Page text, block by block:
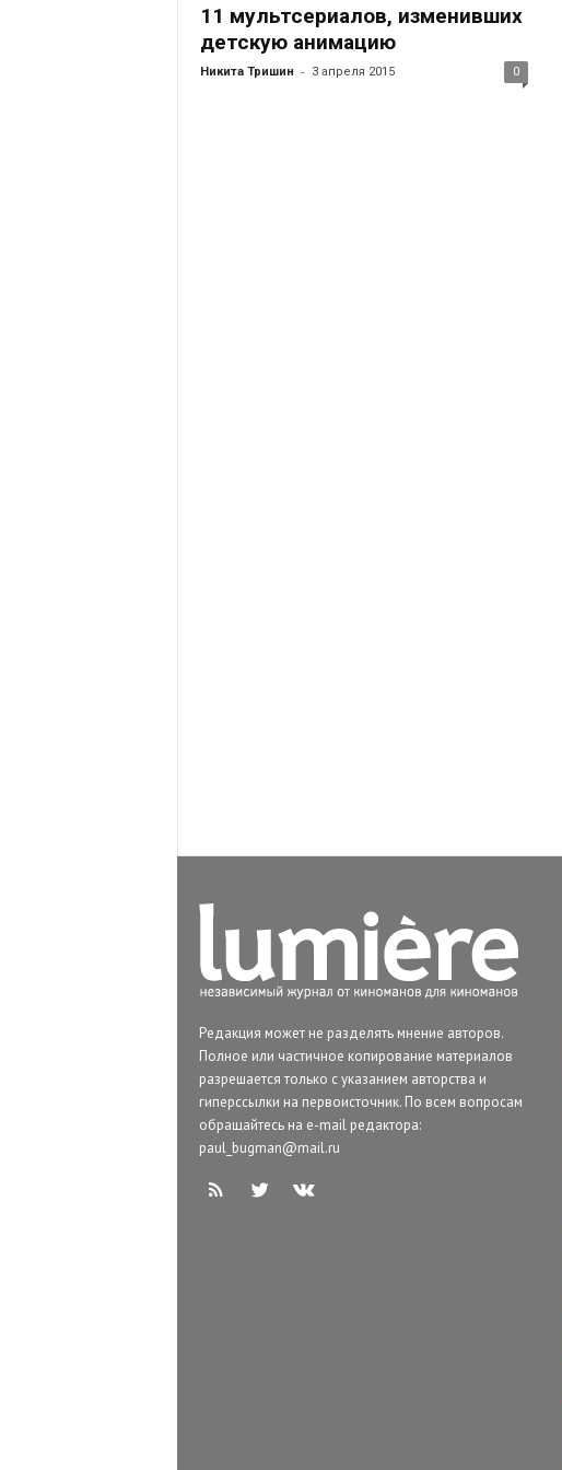
11 мультсериалов, изменивших
детскую анимацию
Никита Тришин - 3 апреля 2015 0
Редакция может не разделять мнение авторов.
Полное или частичное копирование материалов
разрешается только с указанием авторства и
гиперссылки на первоисточник. По всем вопросам
обращайтесь на e-mail редактора:
paul_bugman@mail.ru